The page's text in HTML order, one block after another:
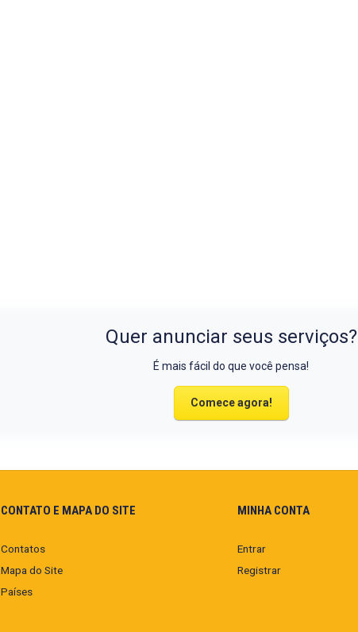
Quer anunciar seus serviços?
É mais fácil do que você pensa!
Comece agora!
CONTATO E MAPA DO SITE
Contatos
Mapa do Site
Países
MINHA CONTA
Entrar
Registrar